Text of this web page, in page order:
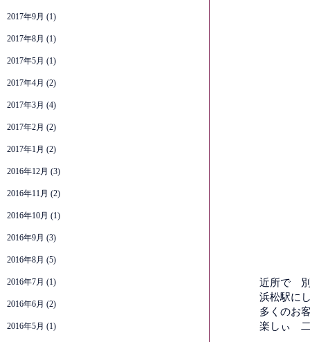
近所で 別
浜松駅に
多くのお
楽しぃ 二
2017年9月 (1)
2017年8月 (1)
2017年5月 (1)
2017年4月 (2)
2017年3月 (4)
2017年2月 (2)
2017年1月 (2)
2016年12月 (3)
2016年11月 (2)
2016年10月 (1)
2016年9月 (3)
2016年8月 (5)
2016年7月 (1)
2016年6月 (2)
2016年5月 (1)